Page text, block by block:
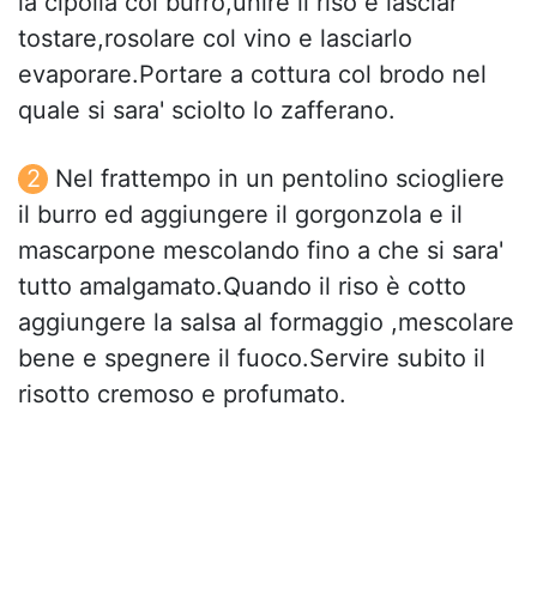
tostare,rosolare col vino e lasciarlo
evaporare.Portare a cottura col brodo nel
quale si sara' sciolto lo zafferano.
Nel frattempo in un pentolino sciogliere
il burro ed aggiungere il gorgonzola e il
mascarpone mescolando fino a che si sara'
tutto amalgamato.Quando il riso è cotto
aggiungere la salsa al formaggio ,mescolare
bene e spegnere il fuoco.Servire subito il
risotto cremoso e profumato.